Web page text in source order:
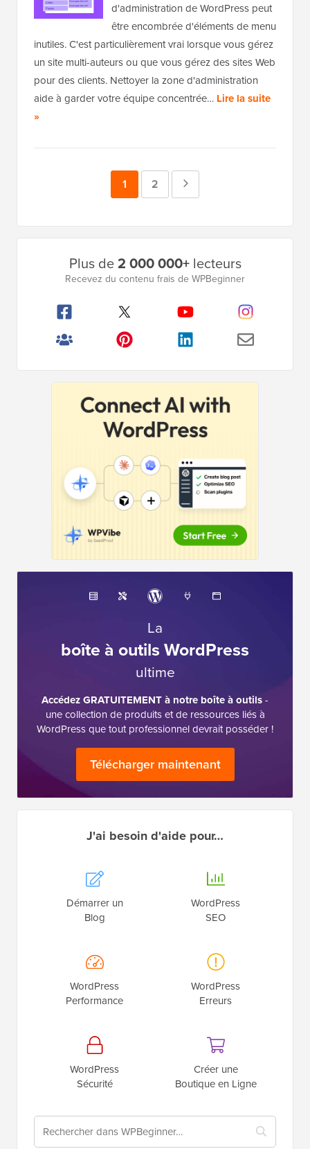
d'administration de WordPress peut
être encombrée d'éléments de menu
inutiles. C'est particulièrement vrai lorsque vous gérez
un site multi-auteurs ou que vous gérez des sites Web
pour des clients. Nettoyer la zone d'administration
aide à garder votre équipe concentrée… Lire la suite
»
Page
1 Page
2
Plus de2 000 000+lecteurs
Recevez du contenu frais de WPBeginner
La
boîte à outils WordPress
ultime
Accédez GRATUITEMENT à notre boîte à outils-
une collection de produits et de ressources liés à
WordPress que tout professionnel devrait posséder !
Télécharger maintenant
J'ai besoin d'aide pour…
Démarrer un
Blog
WordPress
SEO
WordPress
Performance
WordPress
Erreurs
WordPress
Sécurité
Créer une
Boutique en Ligne